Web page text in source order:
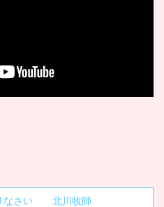
なさい 北川牧師